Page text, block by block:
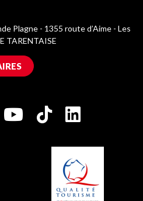
Plagne - 1355 route d’Aime - Les
TARENTAISE